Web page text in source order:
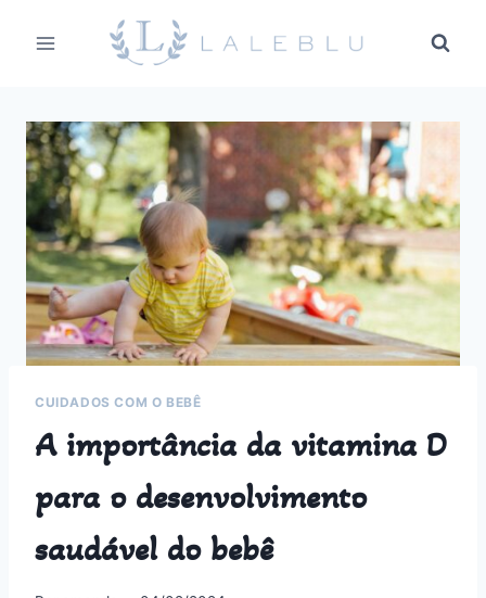
para
CUIDADOS COM O BEBÊ
A importância da vitamina D
para o desenvolvimento
saudável do bebê